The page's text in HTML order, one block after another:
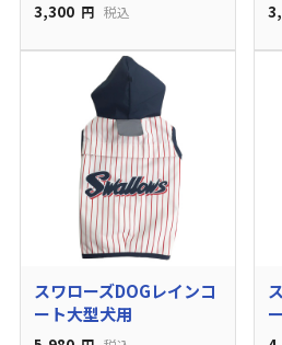
3,300 円 税込
スワローズDOGレインコ
ート大型犬用